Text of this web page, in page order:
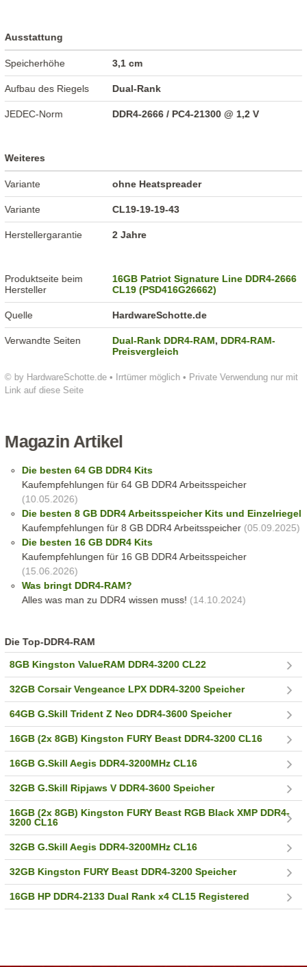
© by HardwareSchotte.de • Irrtümer möglich • Private Verwendung nur mit
Link auf diese Seite
Ausstattung
Speicherhöhe 3,1 cm
Aufbau des Riegels Dual-Rank
JEDEC-Norm DDR4-2666 / PC4-21300 @ 1,2 V
Weiteres
Variante ohne Heatspreader
Variante CL19-19-19-43
Herstellergarantie 2 Jahre
Produktseite beim
Hersteller
16GB Patriot Signature Line DDR4-2666
CL19 (PSD416G26662)
Quelle HardwareSchotte.de
Verwandte Seiten Dual-Rank DDR4-RAM,DDR4-RAM-
Preisvergleich
Magazin Artikel
Die besten 64 GB DDR4 Kits
Kaufempfehlungen für 64 GB DDR4 Arbeitsspeicher
(10.05.2026)
Die besten 8 GB DDR4 Arbeitsspeicher Kits und Einzelriegel
Kaufempfehlungen für 8 GB DDR4 Arbeitsspeicher(05.09.2025)
Die besten 16 GB DDR4 Kits
Kaufempfehlungen für 16 GB DDR4 Arbeitsspeicher
(15.06.2026)
Was bringt DDR4-RAM?
Alles was man zu DDR4 wissen muss! (14.10.2024)
Die Top-DDR4-RAM
8GB Kingston ValueRAM DDR4-3200 CL22
32GB Corsair Vengeance LPX DDR4-3200 Speicher
64GB G.Skill Trident Z Neo DDR4-3600 Speicher
16GB (2x 8GB) Kingston FURY Beast DDR4-3200 CL16
16GB G.Skill Aegis DDR4-3200MHz CL16
32GB G.Skill Ripjaws V DDR4-3600 Speicher
16GB (2x 8GB) Kingston FURY Beast RGB Black XMP DDR4-
3200 CL16
32GB G.Skill Aegis DDR4-3200MHz CL16
32GB Kingston FURY Beast DDR4-3200 Speicher
16GB HP DDR4-2133 Dual Rank x4 CL15 Registered